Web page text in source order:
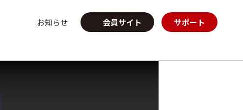
お知らせ 会員サイト サポート